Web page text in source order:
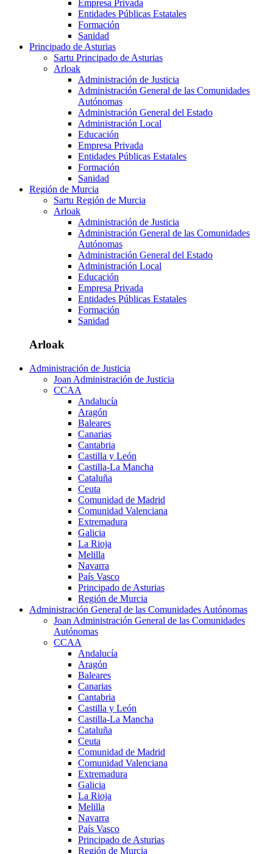
Empresa Privada
Entidades Públicas Estatales
Formación
Sanidad
Principado de Asturias
Sartu Principado de Asturias
Arloak
Administración de Justicia
Administración General de las Comunidades
Autónomas
Administración General del Estado
Administración Local
Educación
Empresa Privada
Entidades Públicas Estatales
Formación
Sanidad
Región de Murcia
Sartu Región de Murcia
Arloak
Administración de Justicia
Administración General de las Comunidades
Autónomas
Administración General del Estado
Administración Local
Educación
Empresa Privada
Entidades Públicas Estatales
Formación
Sanidad
Arloak
Administración de Justicia
Joan Administración de Justicia
CCAA
Andalucía
Aragón
Baleares
Canarias
Cantabria
Castilla y León
Castilla-La Mancha
Cataluña
Ceuta
Comunidad de Madrid
Comunidad Valenciana
Extremadura
Galicia
La Rioja
Melilla
Navarra
País Vasco
Principado de Asturias
Región de Murcia
Administración General de las Comunidades Autónomas
Joan Administración General de las Comunidades
Autónomas
CCAA
Andalucía
Aragón
Baleares
Canarias
Cantabria
Castilla y León
Castilla-La Mancha
Cataluña
Ceuta
Comunidad de Madrid
Comunidad Valenciana
Extremadura
Galicia
La Rioja
Melilla
Navarra
País Vasco
Principado de Asturias
Región de Murcia